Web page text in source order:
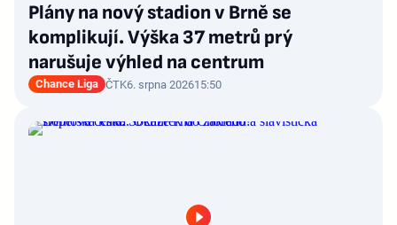
Plány na nový stadion v Brně se
komplikují. Výška 37 metrů prý
narušuje výhled na centrum
Chance Liga ČTK6. srpna 202615:50